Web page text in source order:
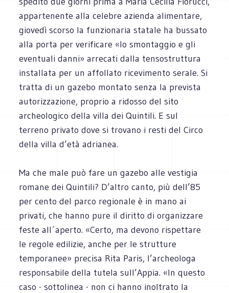
appartenente alla celebre azienda alimentare,
giovedì scorso la funzionaria statale ha bussato
alla porta per verificare «lo smontaggio e gli
eventuali danni» arrecati dalla tensostruttura
installata per un affollato ricevimento serale. Si
tratta di un gazebo montato senza la prevista
autorizzazione, proprio a ridosso del sito
archeologico della villa dei Quintili. E sul
terreno privato dove si trovano i resti del Circo
della villa d’età adrianea.
Ma che male può fare un gazebo alle vestigia
romane dei Quintili? D’altro canto, più dell’85
per cento del parco regionale è in mano ai
privati, che hanno pure il diritto di organizzare
feste all´aperto. «Certo, ma devono rispettare
le regole edilizie, anche per le strutture
temporanee» precisa Rita Paris, l’archeologa
responsabile della tutela sull’Appia. «In questo
caso - sottolinea - non ci hanno inoltrato la